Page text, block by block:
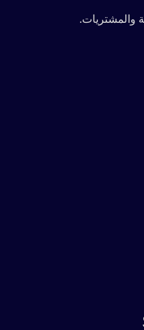
والمشتريات.